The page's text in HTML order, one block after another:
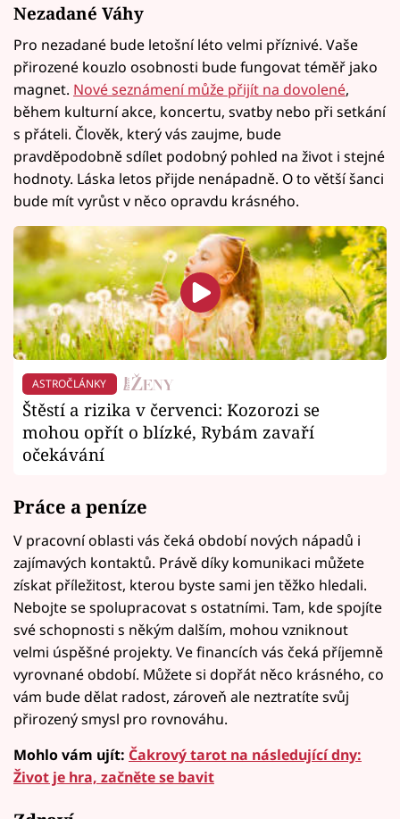
Nezadané Váhy
Pro nezadané bude letošní léto velmi příznivé. Vaše
přirozené kouzlo osobnosti bude fungovat téměř jako
magnet. Nové seznámení může přijít na dovolené,
během kulturní akce, koncertu, svatby nebo při setkání
s přáteli. Člověk, který vás zaujme, bude
pravděpodobně sdílet podobný pohled na život i stejné
hodnoty. Láska letos přijde nenápadně. O to větší šanci
bude mít vyrůst v něco opravdu krásného.
ASTROČLÁNKY
Štěstí a rizika v červenci: Kozorozi se
mohou opřít o blízké, Rybám zavaří
očekávání
Práce a peníze
V pracovní oblasti vás čeká období nových nápadů i
zajímavých kontaktů. Právě díky komunikaci můžete
získat příležitost, kterou byste sami jen těžko hledali.
Nebojte se spolupracovat s ostatními. Tam, kde spojíte
své schopnosti s někým dalším, mohou vzniknout
velmi úspěšné projekty. Ve financích vás čeká příjemně
vyrovnané období. Můžete si dopřát něco krásného, co
vám bude dělat radost, zároveň ale neztratíte svůj
přirozený smysl pro rovnováhu.
Mohlo vám ujít: Čakrový tarot na následující dny:
Život je hra, začněte se bavit